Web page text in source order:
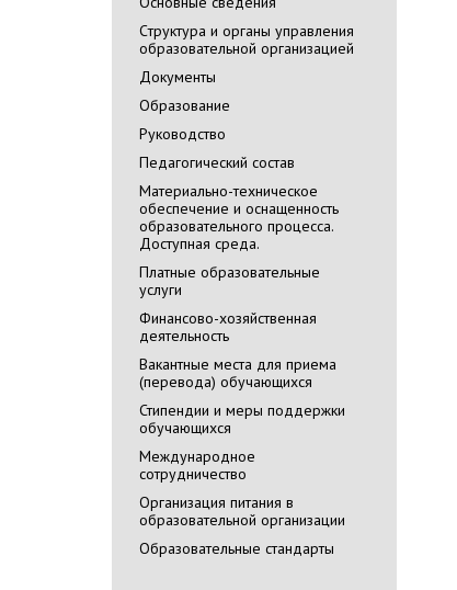
Cтруктура и органы управления
образовательной организацией
Документы
Образование
Руководство
Педагогический состав
Материально-техническое
обеспечение и оснащенность
образовательного процесса.
Доступная среда.
Платные образовательные
услуги
Финансово-хозяйственная
деятельность
Вакантные места для приема
(перевода) обучающихся
Стипендии и меры поддержки
обучающихся
Международное
сотрудничество
Организация питания в
образовательной организации
Образовательные стандарты